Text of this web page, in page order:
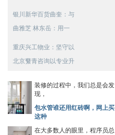
银川新华百货曲奎：与
曲雅芝 林东岳：用一
重庆兴工物业：坚守以
北京蘩青咨询以专业升
装修的过程中，我们总是会发
现，
包水管谁还用红砖啊，网上买
这种
在大多数人的眼里，程序员总